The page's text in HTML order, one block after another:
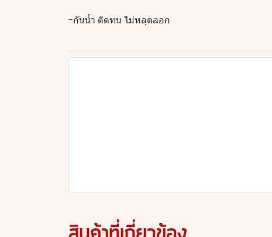
-กันน้ำ ติดทน ไม่หลุดลอก